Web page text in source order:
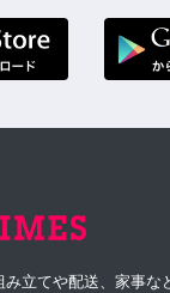
立てや配送、家事な